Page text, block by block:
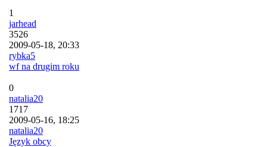
1
jarhead
3526
2009-05-18, 20:33
rybka5
wf na drugim roku
0
natalia20
1717
2009-05-16, 18:25
natalia20
Język obcy